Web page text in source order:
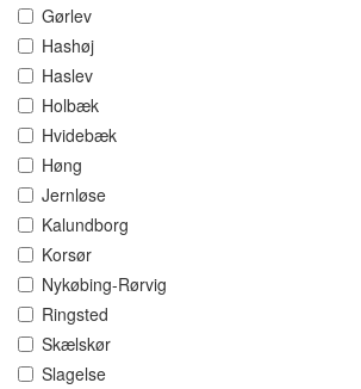
Gørlev
Hashøj
Haslev
Holbæk
Hvidebæk
Høng
Jernløse
Kalundborg
Korsør
Nykøbing-Rørvig
Ringsted
Skælskør
Slagelse